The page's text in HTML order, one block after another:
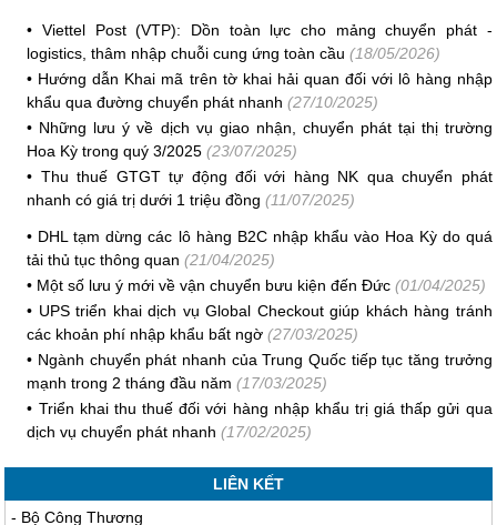
•Viettel Post (VTP): Dồn toàn lực cho mảng chuyển phát -
logistics, thâm nhập chuỗi cung ứng toàn cầu (18/05/2026)
• Hướng dẫn Khai mã trên tờ khai hải quan đối với lô hàng nhập
khẩu qua đường chuyển phát nhanh (27/10/2025)
• Những lưu ý về dịch vụ giao nhận, chuyển phát tại thị trường
Hoa Kỳ trong quý 3/2025 (23/07/2025)
• Thu thuế GTGT tự động đối với hàng NK qua chuyển phát
nhanh có giá trị dưới 1 triệu đồng (11/07/2025)
• DHL tạm dừng các lô hàng B2C nhập khẩu vào Hoa Kỳ do quá
tải thủ tục thông quan (21/04/2025)
• Một số lưu ý mới về vận chuyển bưu kiện đến Đức (01/04/2025)
• UPS triển khai dịch vụ Global Checkout giúp khách hàng tránh
các khoản phí nhập khẩu bất ngờ(27/03/2025)
• Ngành chuyển phát nhanh của Trung Quốc tiếp tục tăng trưởng
mạnh trong 2 tháng đầu năm (17/03/2025)
• Triển khai thu thuế đối với hàng nhập khẩu trị giá thấp gửi qua
dịch vụ chuyển phát nhanh (17/02/2025)
LIÊN KẾT
- Bộ Công Thương